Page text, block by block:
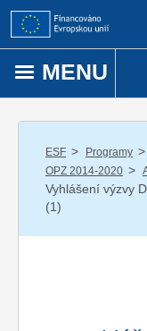
Přejít k obsahu
MENU
ESF / Programy /
OPZ 2014-2020 /
Vyhlášení výzvy
(1)